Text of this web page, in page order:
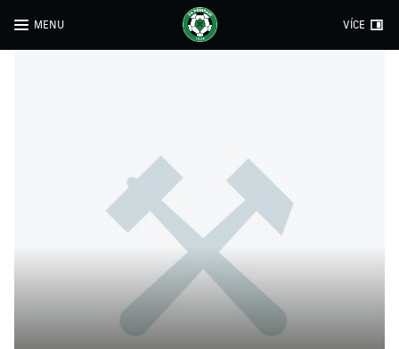
MENU VÍCE